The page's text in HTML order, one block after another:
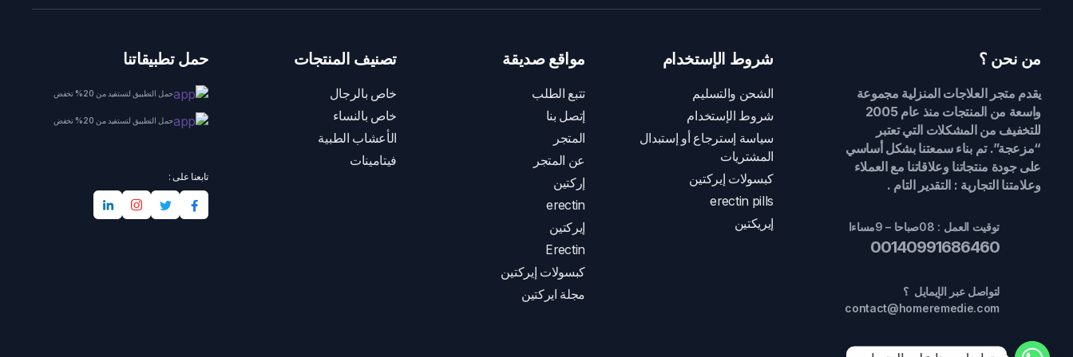
من نحن ؟
يقدم متجر العلاجات المنزلية مجموعة
واسعة من المنتجات منذ عام 2005
للتخفيف من المشكلات التي تعتبر
“مزعجة”. تم بناء سمعتنا بشكل أساسي
على جودة منتجاتنا وعلاقاتنا مع العملاء
وعلامتنا التجارية : التقدير التام .
توقيت العمل : 08صباحا – 9مساءا
00140991686460
لتواصل عبر الإيمايل ؟
contact@homeremedie.com
شروط الإستخدام
الشحن والتسليم
شروط الإستخدام
سياسة إسترجاع أو إستبدال
المشتريات
كبسولات إيركتين
erectin pills
إيريكتين
مواقع صديقة
تتبع الطلب
إتصل بنا
المتجر
عن المتجر
إركتين
erectin
إيركتين
Erectin
كبسولات إيركتين
مجلة ايركتين
تصنيف المنتجات
خاص بالرجال
خاص بالنساء
الأعشاب الطبية
فيتامينات
حمل تطبيقاتنا
حمل التطبيق لتستفيد من 20% تخفض
حمل التطبيق لتستفيد من 20% تخفض
تابعنا على :